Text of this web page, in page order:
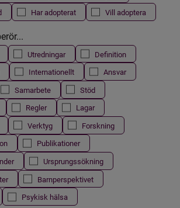
Har adopterat Vill adoptera
Utredningar
Definition
Internationellt
Ansvar
Samarbete
Stöd
Regler
Lagar
Verktyg
Forskning
Publikationer
Ursprungssökning
Barnperspektivet
Psykisk hälsa